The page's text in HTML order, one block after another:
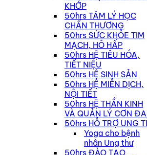
KHỚP
50hrs TÂM LÝ HỌC
CHẤN THƯƠNG
50hrs SỨC KHỎE TIM
MẠCH, HÔ HẤP
50hrs HỆ TIÊU HÓA,
TIẾT NIỆU
50hrs HỆ SINH SẢN
50hrs HỆ MIỄN DỊCH,
NỘI TIẾT
50hrs HỆ THẦN KINH
VÀ QUẢN LÝ CƠN
50hrs HỖ TRỢ UNG
Yoga cho bệnh
nhân Ung thư
50hrs ĐÀO TẠO